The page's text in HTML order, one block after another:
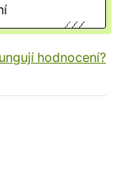
hodnocení?